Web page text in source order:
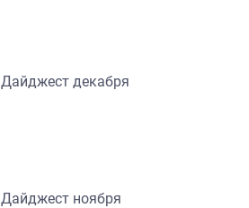
Дайджест декабря
Дайджест ноября